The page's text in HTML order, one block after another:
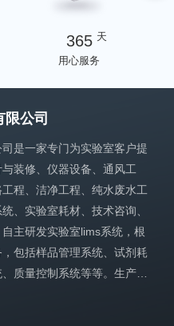
365 天
用心服务
公司
是一家专门为实验室客户提
装修、仪器设备、通风工
程、洁净工程、纯水废水工
、实验室耗材、技术咨询、
主研发实验室lims系统，根
包括样品管理系统、试剂耗
质量控制系统等等。生产标
了实验室的工艺流程及效